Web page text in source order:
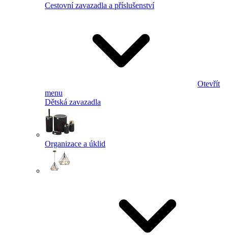
Cestovní zavazadla a příslušenství
Otevřít
menu
Dětská zavazadla
Organizace a úklid